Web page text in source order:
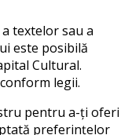
textelor sau a
este posibilă
Cultural.
legii.
pentru a-ți oferi
preferințelor